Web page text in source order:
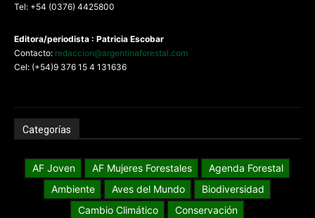
Tel: +54 (0376) 4425800
Editora/periodista : Patricia Escobar
Contacto: redaccion@argentinaforestal.com
Cel: (+54)9 376 15 4 131636
Categorías
AF Joven AF Mujeres Forestales
Agenda Forestal
Ambiente
Aves del Mundo
Biodiversidad
Cambio Climático
Conservación